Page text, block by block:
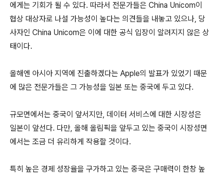
에게는 기회가 될 수 있다. 따라서 전문가들은 China Unicom이
협상 대상자로 나설 가능성이 높다는 의견들을 내놓고 있으나, 당
사자인 China Unicom은 이에 대한 공식 입장이 알려지지 않은 상
태이다.
올해엔 아시아 지역에 진출하겠다는 Apple의 발표가 있었기 때문
에 많은 전문가들은 그 가능성을 일본 또는 중국에 두고 있다.
규모면에서는 중국이 앞서지만, 데이터 서비스에 대한 시장성은
일본이 앞선다. 다만, 올해 올림픽을 앞두고 있는 중국이 시장성면
에서는 조금 더 유리하게 작용할 것이다.
특히 높은 경제 성장율을 구가하고 있는 중국은 구매력이 한창 높